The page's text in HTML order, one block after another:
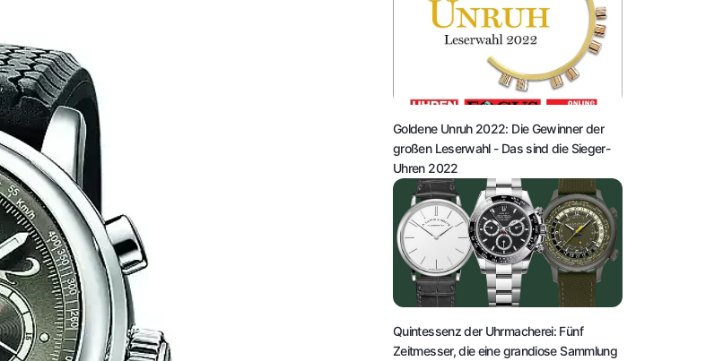
Goldene Unruh 2022: Die Gewinner der
großen Leserwahl - Das sind die Sieger-
Uhren 2022
Quintessenz der Uhrmacherei: Fünf
Zeitmesser, die eine grandiose Sammlung